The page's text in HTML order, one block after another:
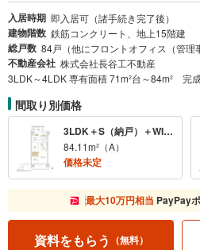
入居時期 即入居可（諸手続き完了後）
建物階数 鉄筋コンクリート、地上15階建
総戸数 84戸（他にフロントオフィス（管理
不動産会社 株式会社長谷工不動産
間取り別価格
3LDK＋S（納戸）＋WIC＋N・4LDK＋WIC＋N
84.11m²（A）
価格未定
最大10万円相当 PayPay
資料をもらう （無料）